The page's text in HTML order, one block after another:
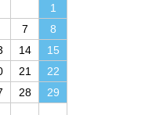
1
7
8
14
15
21
22
28
29